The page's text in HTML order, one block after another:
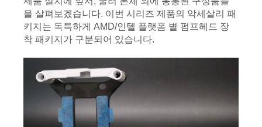
을 살펴보겠습니다. 이번 시리즈 제품의 악세살리 패
키지는 독특하게 AMD/인텔 플랫폼 별 펌프헤드 장
착 패키지가 구분되어 있습니다.